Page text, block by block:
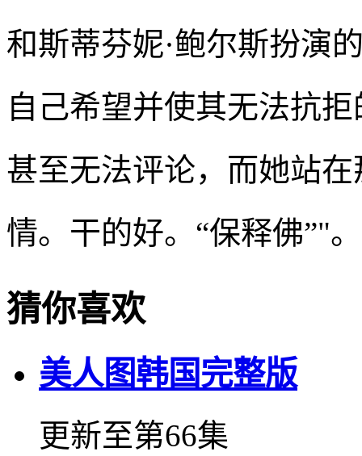
和斯蒂芬妮·鲍尔斯扮演
自己希望并使其无法抗
甚至无法评论，而她站
情。干的好。“保释佛”"
猜你喜欢
美人图韩国完整版
更新至第66集